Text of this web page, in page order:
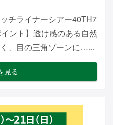
チライナーシアー40TH7
ント】透け感のある自然
、目の三角ゾーンに…...
見る